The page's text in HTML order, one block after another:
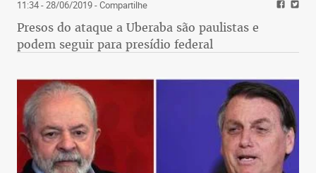
11:34 - 28/06/2019- Compartilhe
Presos do ataque a Uberaba são paulistas e
podem seguir para presídio federal